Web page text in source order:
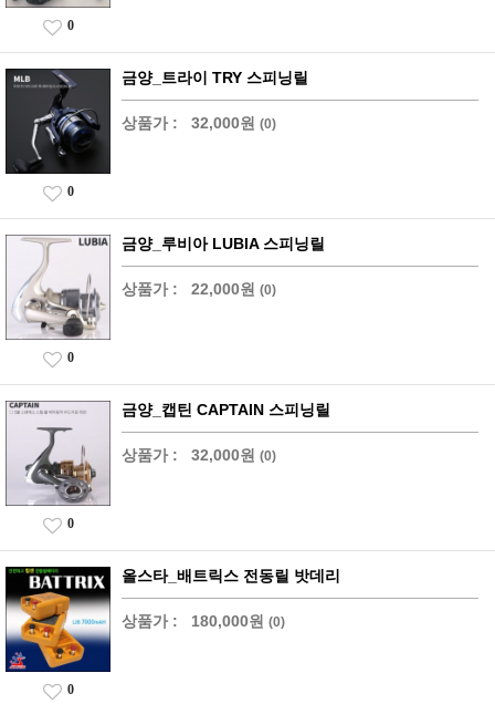
0
금양_트라이 TRY 스피닝릴
상품가 : 32,000원 (0)
0
금양_루비아 LUBIA 스피닝릴
상품가 : 22,000원 (0)
0
금양_캡틴 CAPTAIN 스피닝릴
상품가 : 32,000원 (0)
0
올스타_배트릭스 전동릴 밧데리
상품가 : 180,000원 (0)
0